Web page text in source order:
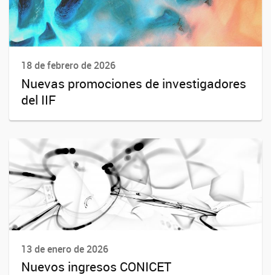
18 de febrero de 2026
Nuevas promociones de investigadores
del IIF
13 de enero de 2026
Nuevos ingresos CONICET